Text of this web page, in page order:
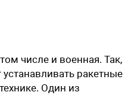
числе и военная. Так,
ракетные
Один из